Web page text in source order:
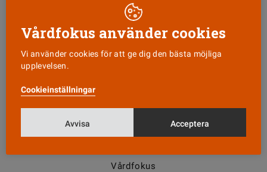
Läs senaste numret
Nyhetsbrev
Vårdfokus
Vårdfokus använder cookies
Vi använder cookies för att ge dig den bästa möjliga
upplevelsen.
Cookieinställningar
Avvisa Acceptera